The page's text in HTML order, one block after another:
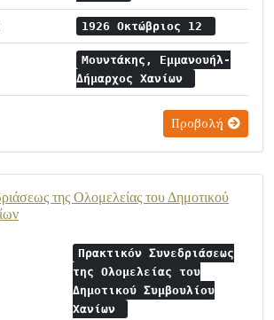
1926 Οκτώβριος 12
Μουντάκης, Εμμανουήλ-
Δήμαρχος Χανίων
Προβολή
της Ολομελείας του Δημοτικού
Πρακτικόν Συνεδριάσεως
της Ολομελείας του
Δημοτικού Συμβουλίου
Χανίων